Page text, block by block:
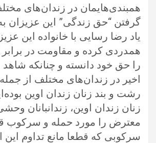
همبندی‌هایمان در زندان‌های
گرفتن “حق زندگی” این عزیزان
یاد رضا رسایی با خانواده این
همدردی کرده و مقاومت در
را حق خود دانسته و چنانکه
اخیر در زندان‌های مختلف از جمله
رشت و بند زنان زندان اوین
زنان زندان اوین، زندانبانان
معترض را مورد حمله و سرکوب
سرکوبی که قطعا مانع تداوم این